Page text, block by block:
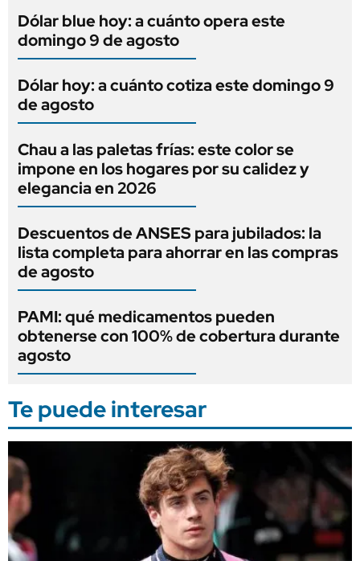
Dólar blue hoy: a cuánto opera este
domingo 9 de agosto
Dólar hoy: a cuánto cotiza este domingo 9
de agosto
Chau a las paletas frías: este color se
impone en los hogares por su calidez y
elegancia en 2026
Descuentos de ANSES para jubilados: la
lista completa para ahorrar en las compras
de agosto
PAMI: qué medicamentos pueden
obtenerse con 100% de cobertura durante
agosto
Te puede interesar